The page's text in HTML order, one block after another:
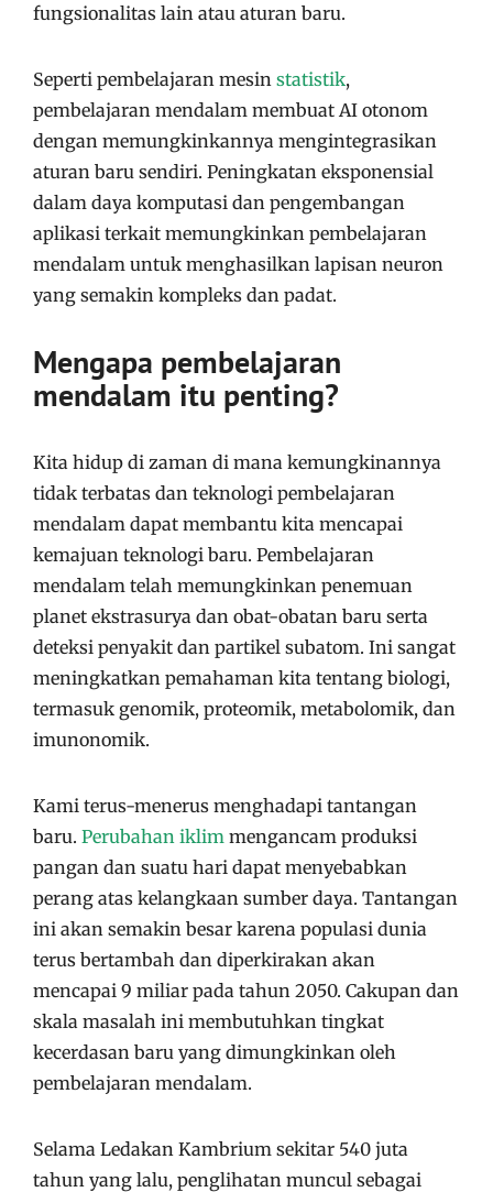
fungsionalitas lain atau aturan baru.
Seperti pembelajaran mesin statistik,
pembelajaran mendalam membuat AI otonom
dengan memungkinkannya mengintegrasikan
aturan baru sendiri. Peningkatan eksponensial
dalam daya komputasi dan pengembangan
aplikasi terkait memungkinkan pembelajaran
mendalam untuk menghasilkan lapisan neuron
yang semakin kompleks dan padat.
Mengapa pembelajaran
mendalam itu penting?
Kita hidup di zaman di mana kemungkinannya
tidak terbatas dan teknologi pembelajaran
mendalam dapat membantu kita mencapai
kemajuan teknologi baru. Pembelajaran
mendalam telah memungkinkan penemuan
planet ekstrasurya dan obat-obatan baru serta
deteksi penyakit dan partikel subatom. Ini sangat
meningkatkan pemahaman kita tentang biologi,
termasuk genomik, proteomik, metabolomik, dan
imunonomik.
Kami terus-menerus menghadapi tantangan
baru. Perubahan iklim mengancam produksi
pangan dan suatu hari dapat menyebabkan
perang atas kelangkaan sumber daya. Tantangan
ini akan semakin besar karena populasi dunia
terus bertambah dan diperkirakan akan
mencapai 9 miliar pada tahun 2050. Cakupan dan
skala masalah ini membutuhkan tingkat
kecerdasan baru yang dimungkinkan oleh
pembelajaran mendalam.
Selama Ledakan Kambrium sekitar 540 juta
tahun yang lalu, penglihatan muncul sebagai